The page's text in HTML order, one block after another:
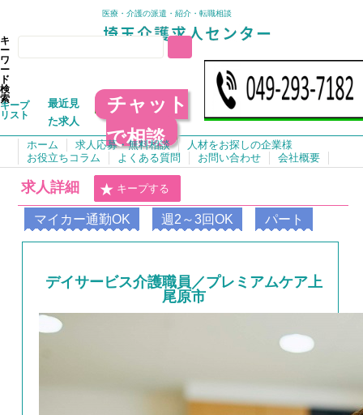
医療・介護の派遣・紹介・転職相談
キ
ー
ワ
ー
ド
検
索
キープ
リスト
最近見
た求人
チャット
で相談
ホーム 求人応募・無料相談
人材をお探しの企業様
お役立ちコラム
よくある質問 お問い合わせ 会社概要
求人詳細 キープする
マイカー通勤OK 週2～3回OK パート
デイサービス介護職員／プレミアムケア上
尾原市